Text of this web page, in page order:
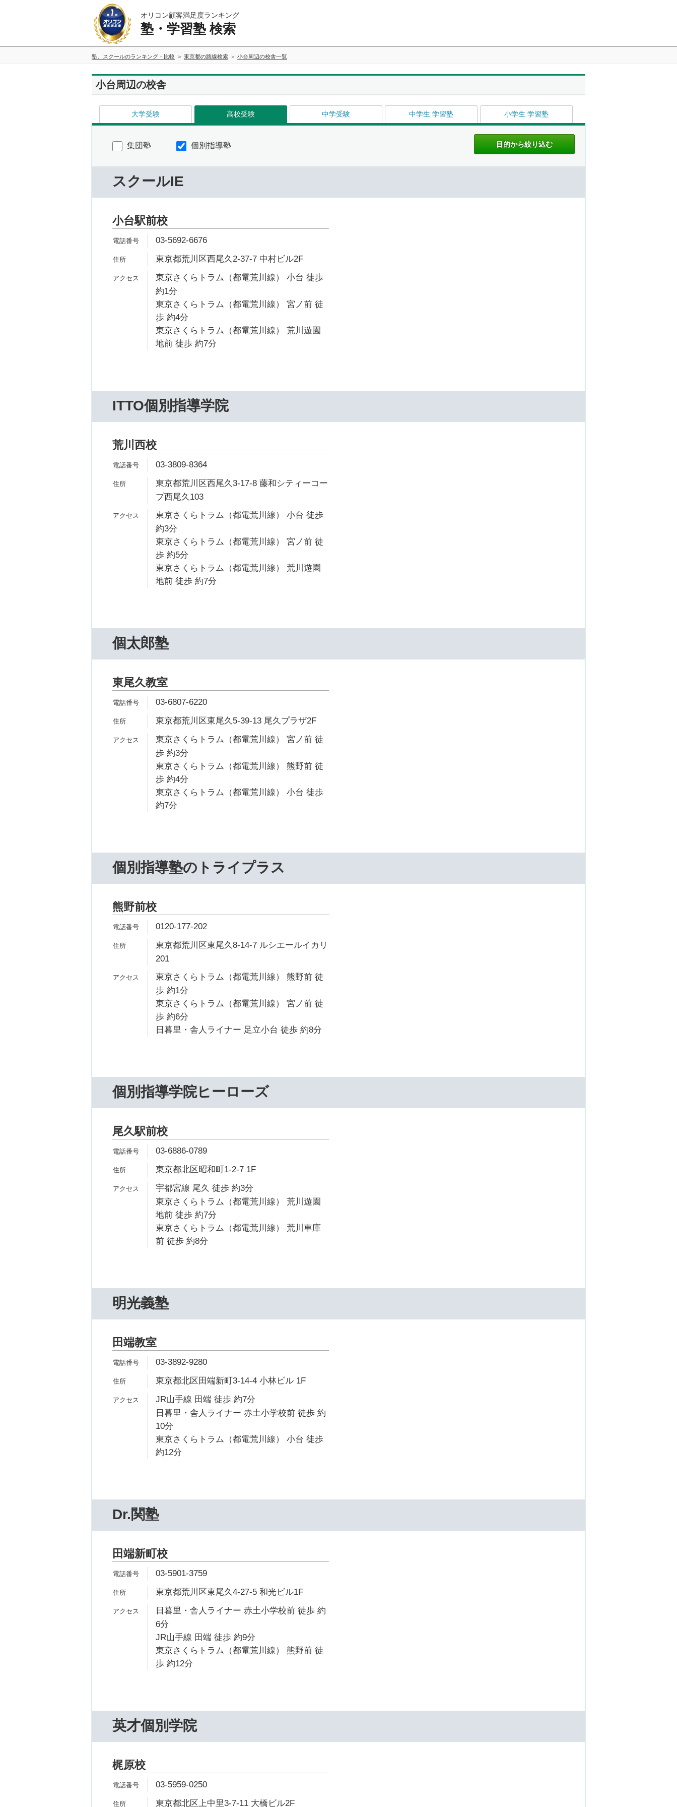
オリコン顧客満足度ランキング
塾・学習塾 検索
塾、スクールのランキング・比較 東京都の路線検索 小台周辺の校舎一覧
小台周辺の校舎
大学受験 高校受験 中学受験 中学生 学習塾 小学生 学習塾
集団塾 個別指導塾
スクールIE
小台駅前校
03-5692-6676
東京都荒川区西尾久2-37-7 中村ビル2F
東京さくらトラム（都電荒川線） 小台 徒歩
約1分
東京さくらトラム（都電荒川線） 宮ノ前 徒
歩 約4分
東京さくらトラム（都電荒川線） 荒川遊園
地前 徒歩 約7分
ITTO個別指導学院
荒川西校
03-3809-8364
東京都荒川区西尾久3-17-8 藤和シティーコー
プ西尾久103
東京さくらトラム（都電荒川線） 小台 徒歩
約3分
東京さくらトラム（都電荒川線） 宮ノ前 徒
歩 約5分
東京さくらトラム（都電荒川線） 荒川遊園
地前 徒歩 約7分
個太郎塾
東尾久教室
03-6807-6220
東京都荒川区東尾久5-39-13 尾久プラザ2F
東京さくらトラム（都電荒川線） 宮ノ前 徒
歩 約3分
東京さくらトラム（都電荒川線） 熊野前 徒
歩 約4分
東京さくらトラム（都電荒川線） 小台 徒歩
約7分
個別指導塾のトライプラス
熊野前校
0120-177-202
東京都荒川区東尾久8-14-7 ルシエールイカリ
201
東京さくらトラム（都電荒川線） 熊野前 徒
歩 約1分
東京さくらトラム（都電荒川線） 宮ノ前 徒
歩 約6分
日暮里・舎人ライナー 足立小台 徒歩 約8分
個別指導学院ヒーローズ
尾久駅前校
03-6886-0789
東京都北区昭和町1-2-7 1F
宇都宮線 尾久 徒歩 約3分
東京さくらトラム（都電荒川線） 荒川遊園
地前 徒歩 約7分
東京さくらトラム（都電荒川線） 荒川車庫
前 徒歩 約8分
明光義塾
田端教室
03-3892-9280
東京都北区田端新町3-14-4 小林ビル 1F
JR山手線 田端 徒歩 約7分
日暮里・舎人ライナー 赤土小学校前 徒歩 約
10分
東京さくらトラム（都電荒川線） 小台 徒歩
約12分
Dr.関塾
田端新町校
03-5901-3759
東京都荒川区東尾久4-27-5 和光ビル1F
日暮里・舎人ライナー 赤土小学校前 徒歩 約
6分
JR山手線 田端 徒歩 約9分
東京さくらトラム（都電荒川線） 熊野前 徒
歩 約12分
英才個別学院
梶原校
03-5959-0250
東京都北区上中里3-7-11 大橋ビル2F